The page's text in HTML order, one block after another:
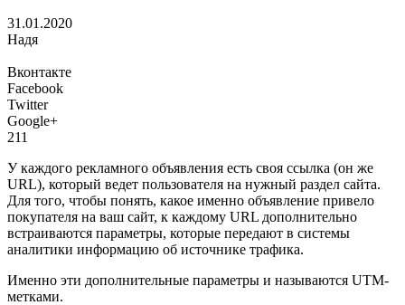
31.01.2020
Надя
Вконтакте
Facebook
Twitter
Google+
211
У каждого рекламного объявления есть своя ссылка (он же
URL), который ведет пользователя на нужный раздел сайта.
Для того, чтобы понять, какое именно объявление привело
покупателя на ваш сайт, к каждому URL дополнительно
встраиваются параметры, которые передают в системы
аналитики информацию об источнике трафика.
Именно эти дополнительные параметры и называются UTM-
метками.